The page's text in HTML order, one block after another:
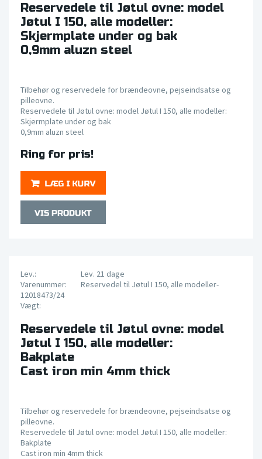
Reservedele til Jøtul ovne: model
Jøtul I 150, alle modeller:
Skjermplate under og bak
0,9mm aluzn steel
Tilbehør og reservedele for brændeovne, pejseindsatse og
pilleovne.
Reservedele til Jøtul ovne: model Jøtul I 150, alle modeller:
Skjermplate under og bak
0,9mm aluzn steel
Ring for pris!
Lev.:
Lev. 21 dage
Varenummer:
Reservedel til Jøtul I 150, alle modeller-
12018473/24
Vægt:
Reservedele til Jøtul ovne: model
Jøtul I 150, alle modeller:
Bakplate
Cast iron min 4mm thick
Tilbehør og reservedele for brændeovne, pejseindsatse og
pilleovne.
Reservedele til Jøtul ovne: model Jøtul I 150, alle modeller:
Bakplate
Cast iron min 4mm thick